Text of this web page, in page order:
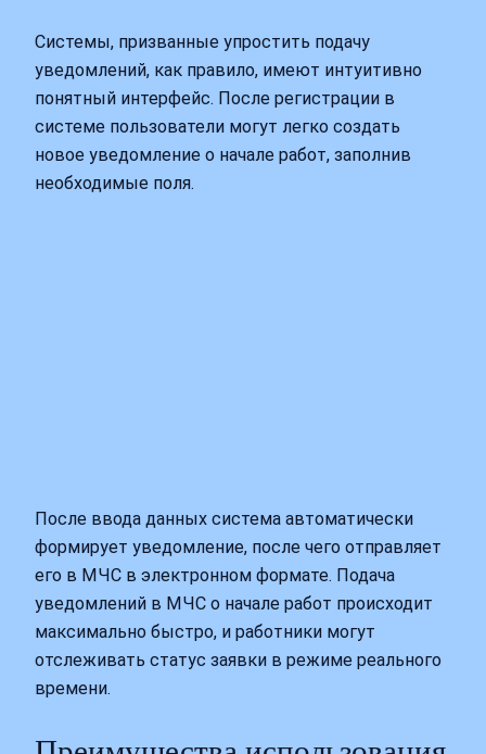
Системы, призванные упростить подачу
уведомлений, как правило, имеют интуитивно
понятный интерфейс. После регистрации в
системе пользователи могут легко создать
новое уведомление о начале работ, заполнив
необходимые поля.
После ввода данных система автоматически
формирует уведомление, после чего отправляет
его в МЧС в электронном формате. Подача
уведомлений в МЧС о начале работ происходит
максимально быстро, и работники могут
отслеживать статус заявки в режиме реального
времени.